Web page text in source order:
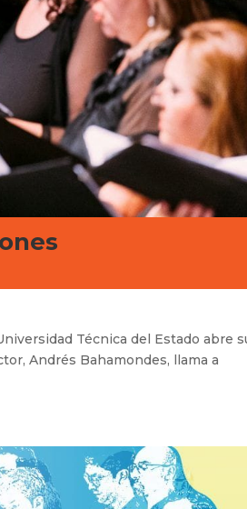
Técnica del Estado abre
Andrés Bahamondes, llama a